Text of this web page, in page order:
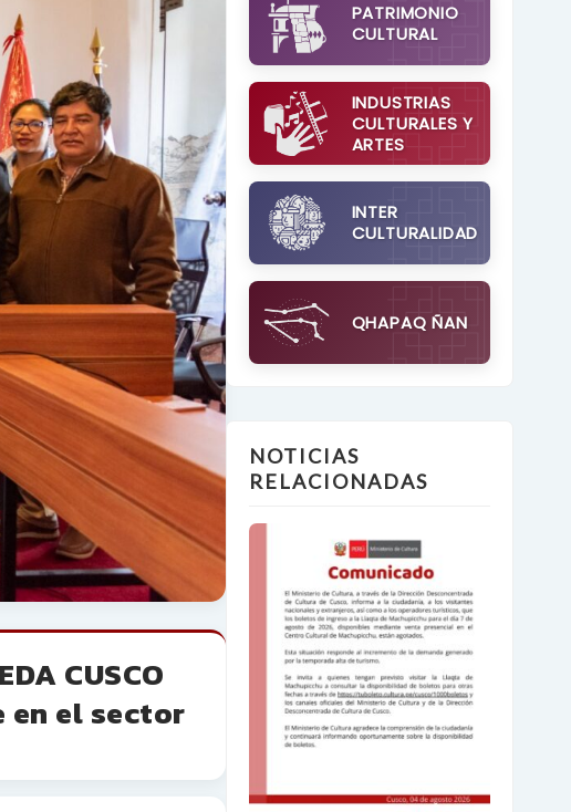
CUSCO
en el sector
PATRIMONIO
CULTURAL
INDUSTRIAS
CULTURALES Y
ARTES
INTER
CULTURALIDAD
QHAPAQ ÑAN
NOTICIAS
RELACIONADAS